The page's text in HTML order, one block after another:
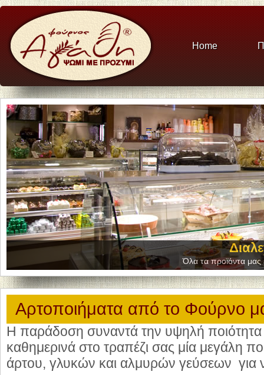
Home
Όλα τα προϊόντα μας
Αρτοποιήματα από το Φούρνο
Η παράδοση συναντά την υψηλή ποιότητα
καθημερινά στο τραπέζι σας μία μεγάλη
άρτου, γλυκών και αλμυρών γεύσεων για